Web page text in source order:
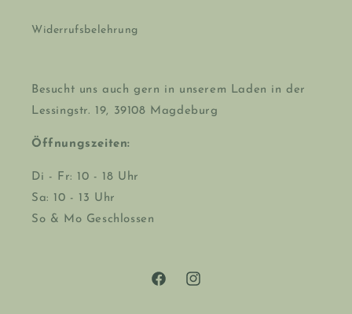
Widerrufsbelehrung
Besucht uns auch gern in unserem Laden in der
Lessingstr. 19, 39108 Magdeburg
Öffnungszeiten:
Di - Fr: 10 - 18 Uhr
Sa: 10 - 13 Uhr
So & Mo Geschlossen
FacebookInstagram